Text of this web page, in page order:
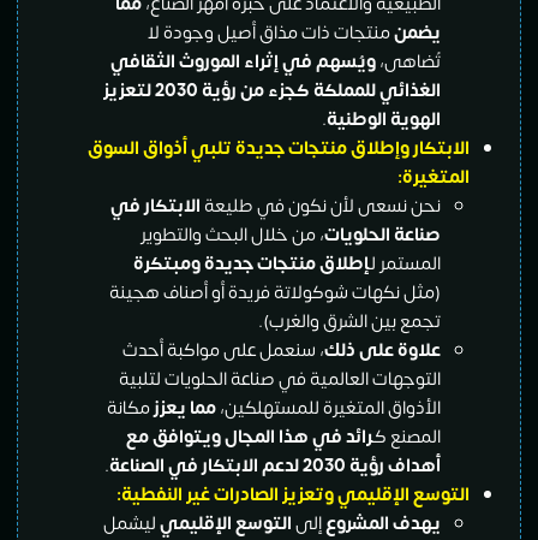
يضمنمنتجات ذات مذاق أصيل وجودة لا
تُضاهى،ويُسهم في إثراء الموروث الثقافي
الغذائي للمملكة كجزء من رؤية 2030 لتعزيز
الهوية الوطنية.
الابتكار وإطلاق منتجات جديدة تلبي أذواق السوق
المتغيرة:
نحن نسعى لأن نكون في طليعة الابتكار في
صناعة الحلويات، من خلال البحث والتطوير
المستمر لـإطلاق منتجات جديدة ومبتكرة
(مثل نكهات شوكولاتة فريدة أو أصناف هجينة
تجمع بين الشرق والغرب).
علاوة على ذلك، سنعمل على مواكبة أحدث
التوجهات العالمية في صناعة الحلويات لتلبية
الأذواق المتغيرة للمستهلكين،مما يعززمكانة
المصنع كـرائد في هذا المجال ويتوافق مع
أهداف رؤية 2030 لدعم الابتكار في الصناعة
.
التوسع الإقليمي وتعزيز الصادرات غير النفطية:
يهدف المشروعإلىالتوسع الإقليميليشمل